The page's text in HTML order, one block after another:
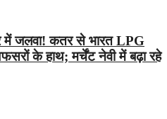
जलवा! कतर से भारत LPG
के हाथ; मर्चेंट नेवी में बढ़ा रहे